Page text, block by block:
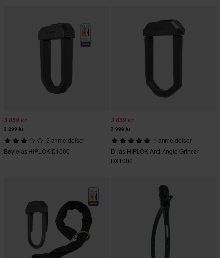
3 059 kr
3 299 kr
2 anmeldelser
Bøylelås HIPLOK D1000
3 659 kr
3 999 kr
1 anmeldelser
D-lås HIPLOK Anti-Angle Grinder
DX1000